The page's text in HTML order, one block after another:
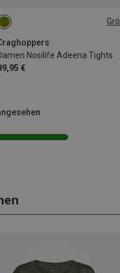
Nosilife Adeena Tights
€
XS